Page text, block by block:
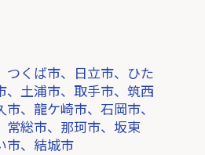
つくば市、日立市、ひた
、土浦市、取手市、筑西
、龍ケ崎市、石岡市、
常総市、那珂市、坂東
市、結城市